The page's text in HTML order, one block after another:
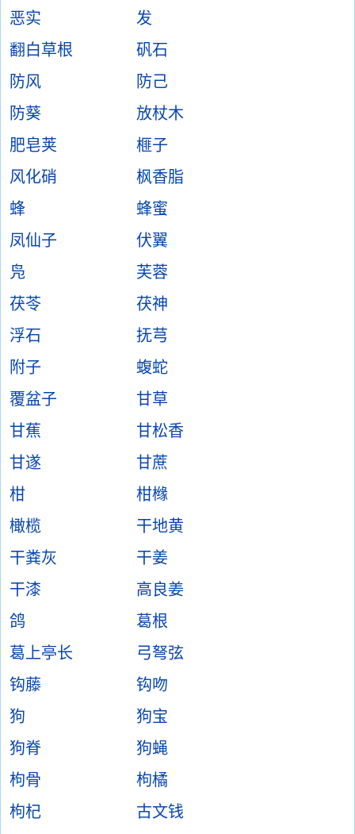
恶实
发
翻白草根
矾石
防风
防己
防葵
放杖木
肥皂荚
榧子
风化硝
枫香脂
蜂
蜂蜜
凤仙子
伏翼
凫
芙蓉
茯苓
茯神
浮石
抚芎
附子
蝮蛇
覆盆子
甘草
甘蕉
甘松香
甘遂
甘蔗
柑
柑橼
橄榄
干地黄
干粪灰
干姜
干漆
高良姜
鸽
葛根
葛上亭长
弓弩弦
钩藤
钩吻
狗
狗宝
狗脊
狗蝇
枸骨
枸橘
枸杞
古文钱